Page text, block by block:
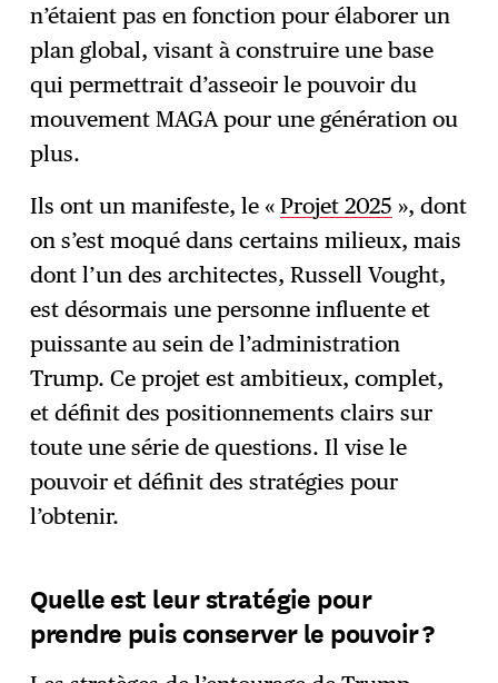
n’étaient pas en fonction pour élaborer un
plan global, visant à construire une base
qui permettrait d’asseoir le pouvoir du
mouvement MAGA pour une génération ou
plus.
Ils ont un manifeste, le «Projet 2025 », dont
on s’est moqué dans certains milieux, mais
dont l’un des architectes, Russell Vought,
est désormais une personne influente et
puissante au sein de l’administration
Trump. Ce projet est ambitieux, complet,
et définit des positionnements clairs sur
toute une série de questions. Il vise le
pouvoir et définit des stratégies pour
l’obtenir.
Quelle est leur stratégie pour
prendre puis conserver le pouvoir ?